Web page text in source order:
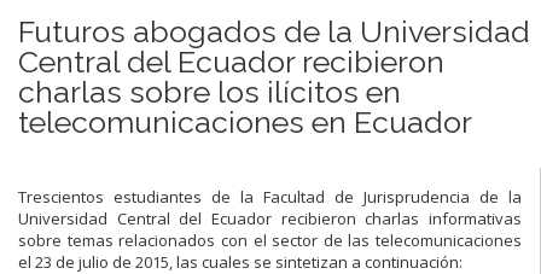
Futuros abogados de la Universidad
Central del Ecuador recibieron
charlas sobre los ilícitos en
telecomunicaciones en Ecuador
Trescientos estudiantes de la Facultad de Jurisprudencia de la
Universidad Central del Ecuador recibieron charlas informativas
sobre temas relacionados con el sector de las telecomunicaciones
el 23 de julio de 2015, las cuales se sintetizan a continuación: